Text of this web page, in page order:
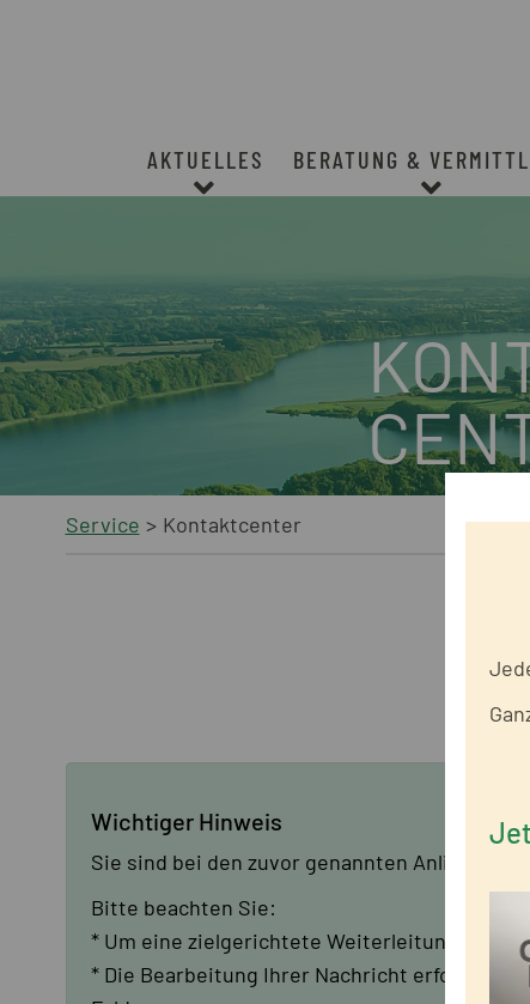
AKTUELLES BERATUNG &
Service Kontaktcenter
Wichtiger Hinweis
Sie sind bei den zuvor genannten Anliegen
Bitte beachten Sie:
* Um eine zielgerichtete Weiterleitung Ihres
* Die Bearbeitung Ihrer Nachricht erfordert